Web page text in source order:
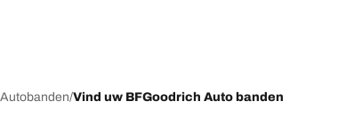
Autobanden Vind uw BFGoodrich Auto banden